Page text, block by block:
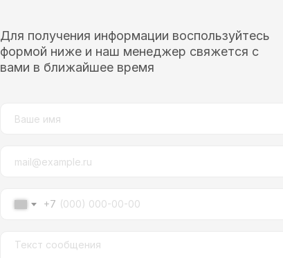
Для получения информации воспользуйтесь
формой ниже и наш менеджер свяжется с
вами в ближайшее время
+7